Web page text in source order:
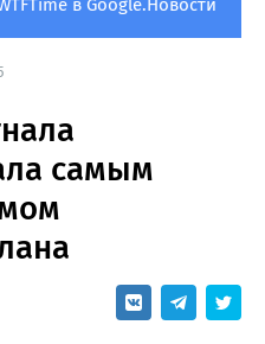
в Google.Новости
самым